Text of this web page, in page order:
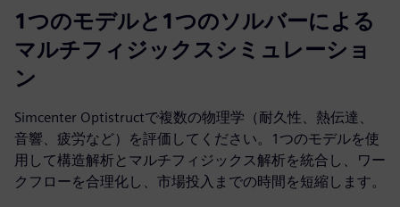
1つのモデルと1つのソルバーによる
マルチフィジックスシミュレーショ
ン
Simcenter Optistructで複数の物理学（耐久性、熱伝達、
音響、疲労など）を評価してください。1つのモデルを使
用して構造解析とマルチフィジックス解析を統合し、ワー
クフローを合理化し、市場投入までの時間を短縮します。